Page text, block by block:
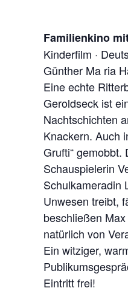
Familienkino
Kinderfilm ·
Günther Ma ria
Eine echte
Geroldseck ist
Nachtschichten
Knackern. Auch
Grufti“
Schauspielerin
Schulkameradin
Unwesen treibt,
beschließen
natürlich von
Ein witziger,
Eintritt frei!